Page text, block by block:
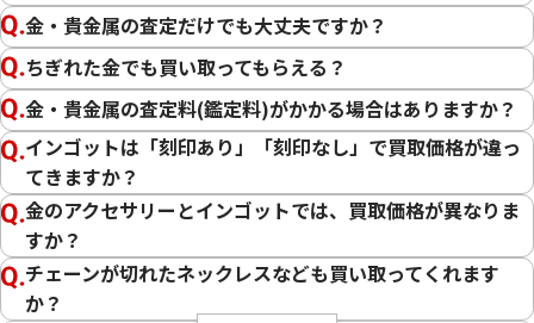
金・貴金属の査定だけでも大丈夫ですか？
ちぎれた金でも買い取ってもらえる？
金・貴金属の査定料(鑑定料)がかかる場合はありますか？
インゴットは「刻印あり」「刻印なし」で買取価格が違っ
てきますか？
金のアクセサリーとインゴットでは、買取価格が異なりま
すか？
チェーンが切れたネックレスなども買い取ってくれます
か？